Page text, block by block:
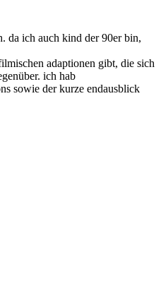
da ich auch kind der 90er bin,
adaptionen gibt, die sich
ich hab
sowie der kurze endausblick